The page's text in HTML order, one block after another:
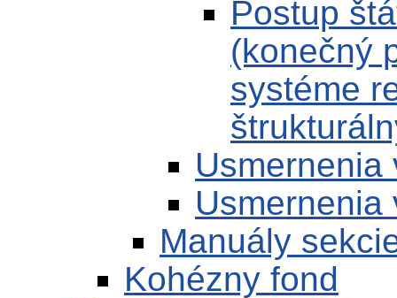
Postup
(konečný
systéme
Usmernenia
Usmernenia
Manuály
Kohézny fond